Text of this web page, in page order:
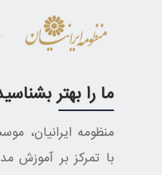
ما را بهتر
منظومه ایرانیان،
با تمرکز بر آموزش